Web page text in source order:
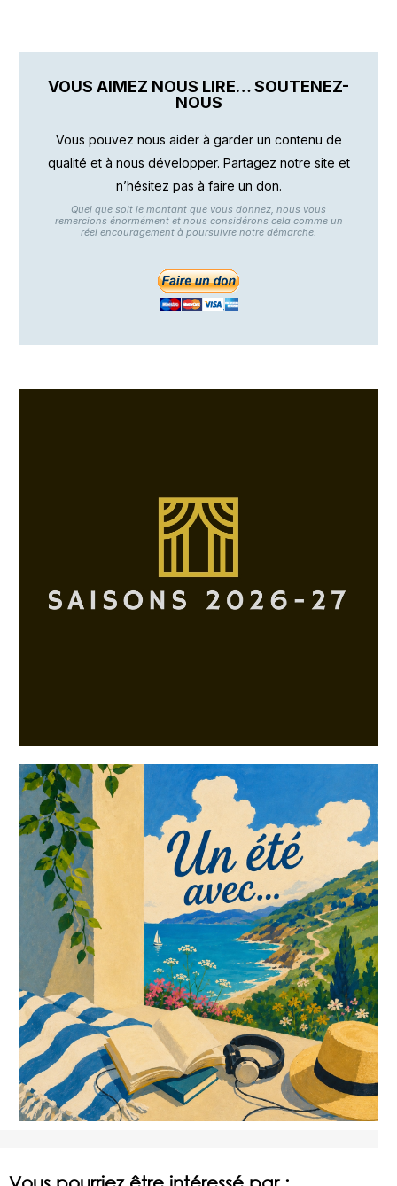
VOUS AIMEZ NOUS LIRE… SOUTENEZ-
NOUS
Vous pouvez nous aider à garder un contenu de
qualité et à nous développer. Partagez notre site et
n’hésitez pas à faire un don.
Quel que soit le montant que vous donnez, nous vous
remercions énormément et nous considérons cela comme un
réel encouragement à poursuivre notre démarche.